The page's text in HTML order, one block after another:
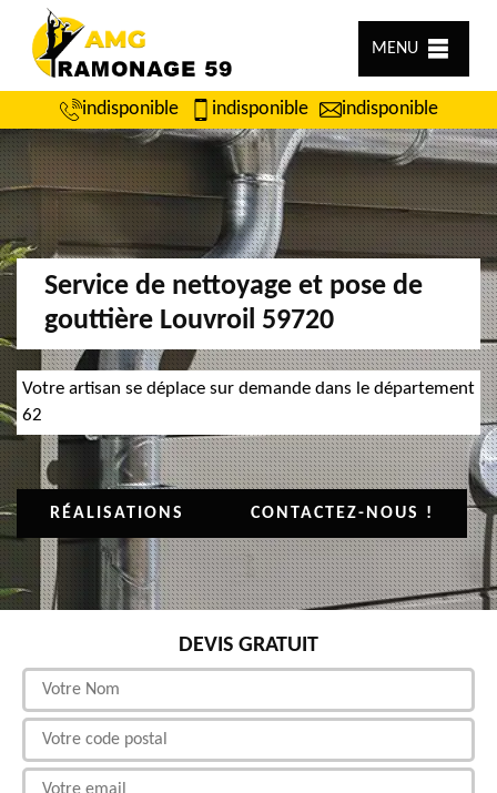
MENU
indisponible indisponible indisponible
Service de nettoyage et pose de
gouttière Louvroil 59720
Votre artisan se déplace sur demande dans le département
62
RÉALISATIONS CONTACTEZ-NOUS !
DEVIS GRATUIT